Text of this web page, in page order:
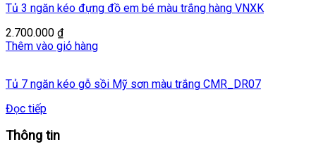
Tủ 3 ngăn kéo đựng đồ em bé màu trắng hàng VNXK
2.700.000 ₫
Thêm vào giỏ hàng
Tủ 7 ngăn kéo gỗ sồi Mỹ sơn màu trắng CMR_DR07
Đọc tiếp
Thông tin